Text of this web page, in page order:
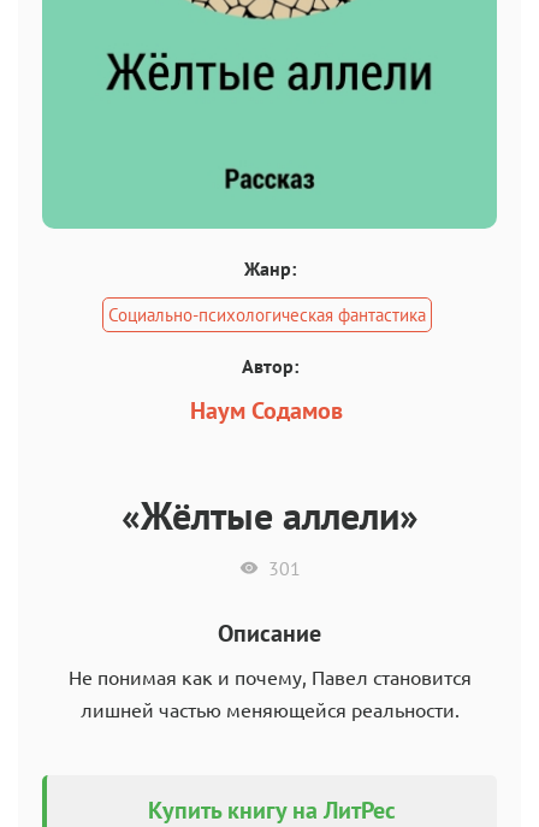
Жанр:
Социально-психологическая фантастика
Автор:
Наум Содамов
«Жёлтые аллели»
301
Описание
Не понимая как и почему, Павел становится
лишней частью меняющейся реальности.
Купить книгу на ЛитРес